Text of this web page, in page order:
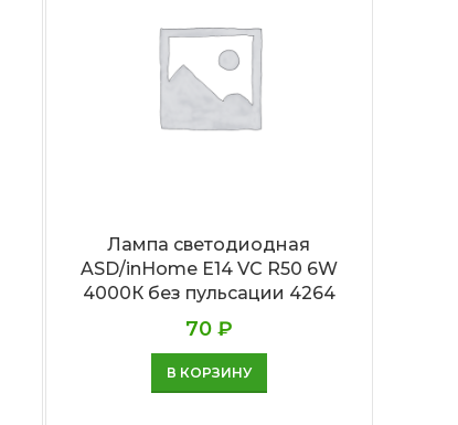
Лампа светодиодная
ASD/inHome Е14 VC R50 6W
4000К без пульсации 4264
70 ₽
В КОРЗИНУ